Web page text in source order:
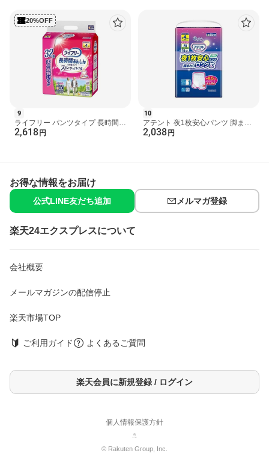
20%OFF
9
ライフリー パンツタイプ 長時間あ
んしんうす型パンツ Sサイズ 4回
2,618 円
10
アテント 夜1枚安心パンツ 脚まわ
りロング丈 男女共用 M 18枚入
2,038 円
お得な情報をお届け
公式LINE友だち追加 メルマガ登録
楽天24エクスプレスについて
会社概要
メールマガジンの配信停止
楽天市場TOP
ご利用ガイド よくあるご質問
楽天会員に新規登録 / ログイン
個人情報保護方針
© Rakuten Group, Inc.